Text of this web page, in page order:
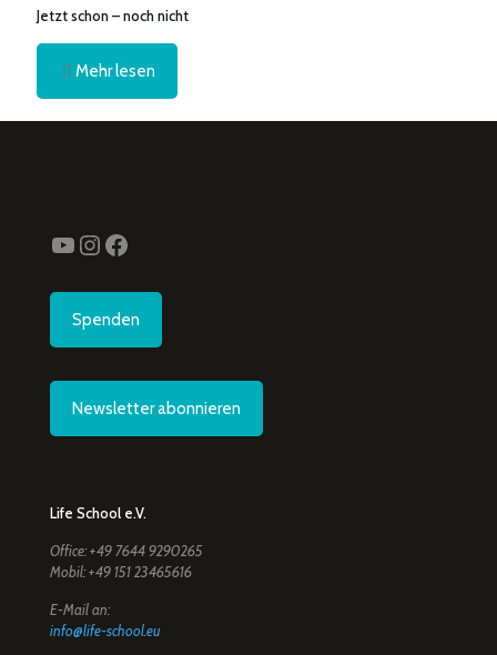
Jetzt schon – noch nicht
Mehr lesen
YouTube
Instagram
Facebook
Spenden
Newsletter abonnieren
Life School e.V.
Office: +49 7644 9290265
Mobil: +49 151 23465616
E-Mail an:
info@life-school.eu